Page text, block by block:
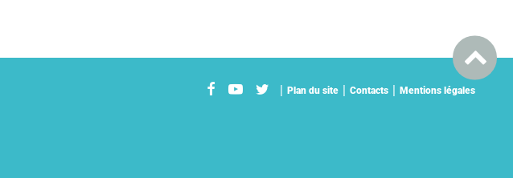
Plan du site Contacts Mentions légales